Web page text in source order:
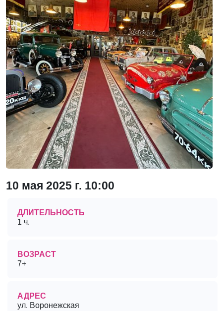
10 мая 2025 г. 10:00
ДЛИТЕЛЬНОСТЬ
1 ч.
ВОЗРАСТ
7+
АДРЕС
ул. Воронежская